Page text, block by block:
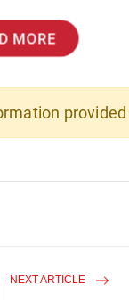
MORE
NEXT ARTICLE